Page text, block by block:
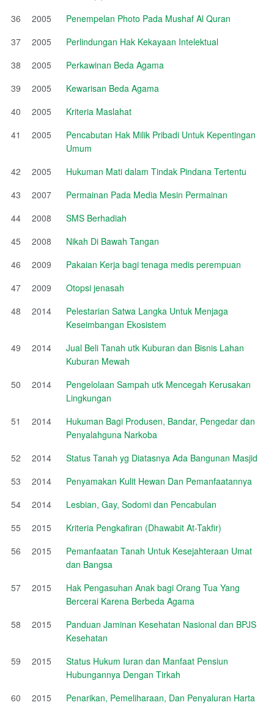
36
2005
Penempelan Photo Pada Mushaf Al Quran
37
2005
Perlindungan Hak Kekayaan Intelektual
38
2005
Perkawinan Beda Agama
39
2005
Kewarisan Beda Agama
40
2005
Kriteria Maslahat
41
2005
Pencabutan Hak Milik Pribadi Untuk Kepentingan
Umum
42
2005
Hukuman Mati dalam Tindak Pindana Tertentu
43
2007
Permainan Pada Media Mesin Permainan
44
2008
SMS Berhadiah
45
2008
Nikah Di Bawah Tangan
46
2009
Pakaian Kerja bagi tenaga medis perempuan
47
2009
Otopsi jenasah
48
2014
Pelestarian Satwa Langka Untuk Menjaga
Keseimbangan Ekosistem
49
2014
Jual Beli Tanah utk Kuburan dan Bisnis Lahan
Kuburan Mewah
50
2014
Pengelolaan Sampah utk Mencegah Kerusakan
Lingkungan
51
2014
Hukuman Bagi Produsen, Bandar, Pengedar dan
Penyalahguna Narkoba
52
2014
Status Tanah yg Diatasnya Ada Bangunan Masjid
53
2014
Penyamakan Kulit Hewan Dan Pemanfaatannya
54
2014
Lesbian, Gay, Sodomi dan Pencabulan
55
2015
Kriteria Pengkafiran (Dhawabit At-Takfir)
56
2015
Pemanfaatan Tanah Untuk Kesejahteraan Umat
dan Bangsa
57
2015
Hak Pengasuhan Anak bagi Orang Tua Yang
Bercerai Karena Berbeda Agama
58
2015
Panduan Jaminan Kesehatan Nasional dan BPJS
Kesehatan
59
2015
Status Hukum Iuran dan Manfaat Pensiun
Hubungannya Dengan Tirkah
60
2015
Penarikan, Pemeliharaan, Dan Penyaluran Harta